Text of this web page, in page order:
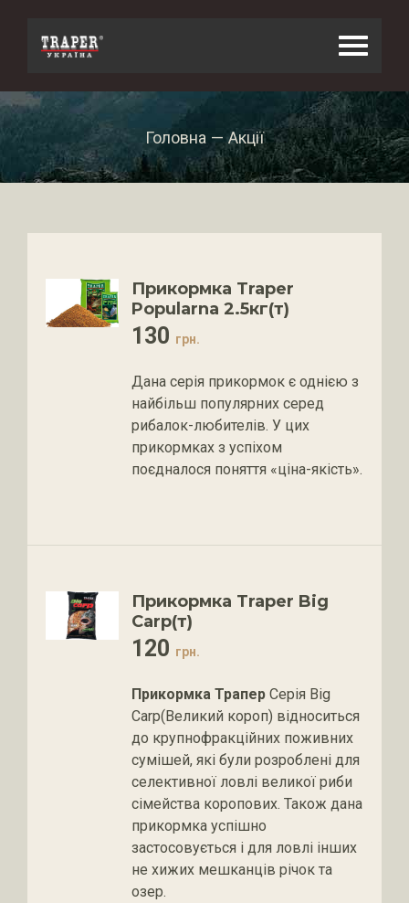
content
Головна — Акції
Прикормка Traper
Popularna 2.5кг(т)
130 грн.
Дана серія прикормок є однією з
найбільш популярних серед
рибалок-любителів. У цих
прикормках з успіхом
поєдналося поняття «ціна-якість».
Прикормка Traper Big
Carp(т)
120 грн.
Прикормка ТраперСерія Big
Carp(Великий короп) відноситься
до крупнофракційних поживних
сумішей, які були розроблені для
селективної ловлі великої риби
сімейства коропових. Також дана
прикормка успішно
застосовується і для ловлі інших
не хижих мешканців річок та
озер.